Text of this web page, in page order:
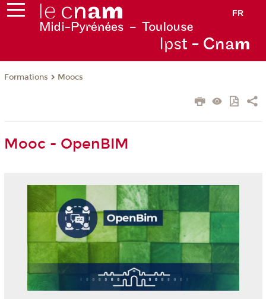
FR
Ipst - Cnam
Formations Moocs
Mooc - OpenBIM